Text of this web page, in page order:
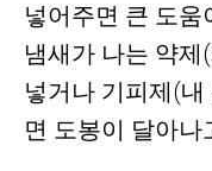
넣어주면 큰 도움
냄새가 나는 약
넣거나 기피제(내
면 도봉이 달아나